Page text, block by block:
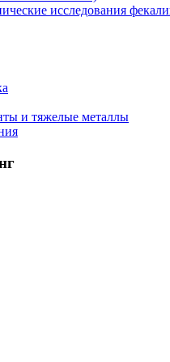
исследования
и тяжелые металлы